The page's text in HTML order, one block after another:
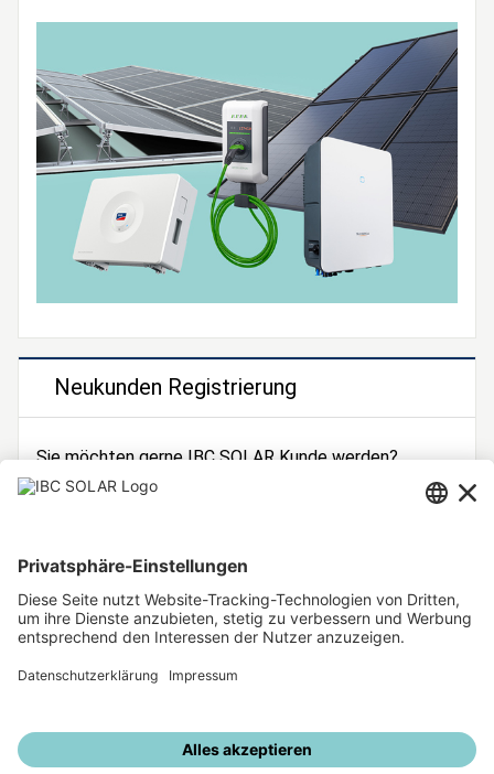
Neukunden Registrierung
Sie möchten gerne IBC SOLAR Kunde werden?
Dann registrieren Sie sich jetzt!
Unsere weiteren Angebote
IBC SOLAR Webseite